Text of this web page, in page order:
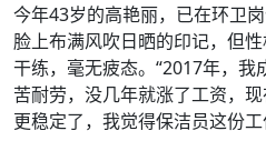
今年43岁的高艳丽，已在环卫
脸上布满风吹日晒的印记，但
干练，毫无疲态。“2017年，
苦耐劳，没几年就涨了工资，
更稳定了，我觉得保洁员这份工